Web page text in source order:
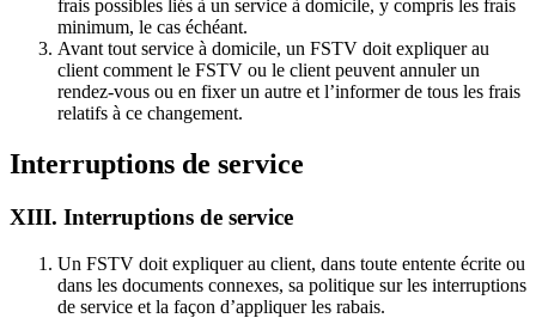
frais possibles liés à un service à domicile, y compris les frais
minimum, le cas échéant.
Avant tout service à domicile, un FSTV doit expliquer au
client comment le FSTV ou le client peuvent annuler un
rendez-vous ou en fixer un autre et l’informer de tous les frais
relatifs à ce changement.
Interruptions de service
XIII. Interruptions de service
Un FSTV doit expliquer au client, dans toute entente écrite ou
dans les documents connexes, sa politique sur les interruptions
de service et la façon d’appliquer les rabais.